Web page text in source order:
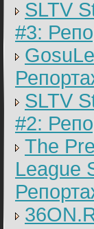
SLTV
#3:
SLTV
#2:
The
League